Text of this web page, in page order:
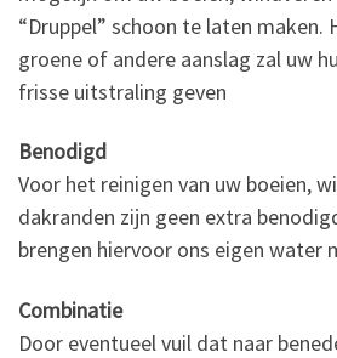
“Druppel” schoon te laten maken.
groene of andere aanslag zal uw
frisse uitstraling geven
Benodigd
Voor het reinigen van uw boeien,
dakranden zijn geen extra
brengen hiervoor ons eigen water
Combinatie
Door eventueel vuil dat naar